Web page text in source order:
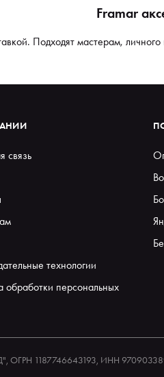
Framar
Подходят мастерам,
связь
технологии
обработки персональных
ОГРН 1187746643193, ИНН